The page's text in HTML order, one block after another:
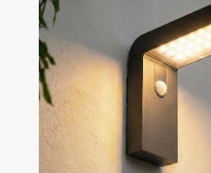
der
Bildgalerie
springen